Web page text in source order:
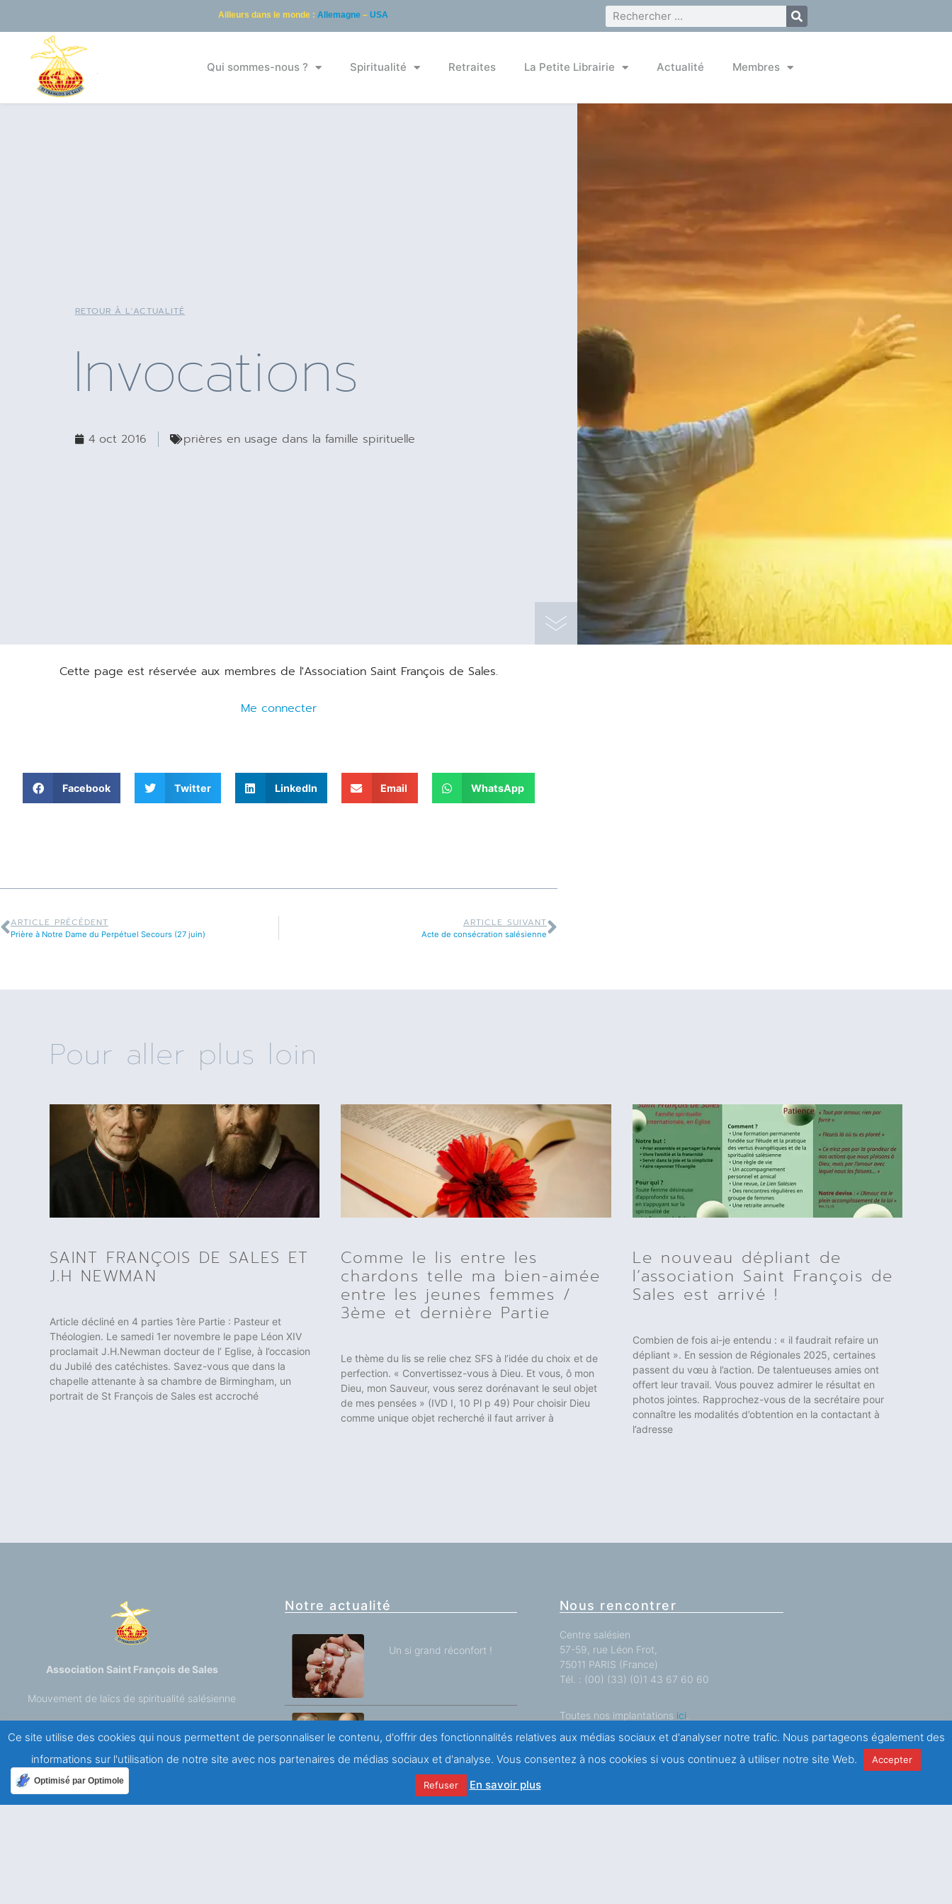
Ailleurs dans le monde : Allemagne– USA
Qui sommes-nous ? Spiritualité Retraites La Petite Librairie Actualité Membres
RETOUR À L'ACTUALITÉ
Invocations
4 oct 2016 prières en usage dans la famille spirituelle
Cette page est réservée aux membres de l'Association Saint François de Sales.
Me connecter
Facebook Twitter LinkedIn Email WhatsApp
ARTICLE PRÉCÉDENT
Prière à Notre Dame du Perpétuel Secours (27 juin)
ARTICLE SUIVANT
Acte de consécration salésienne
Pour aller plus loin
SAINT FRANÇOIS DE SALES ET
J.H NEWMAN
Article décliné en 4 parties 1ère Partie : Pasteur et
Théologien. Le samedi 1er novembre le pape Léon XIV
proclamait J.H.Newman docteur de l’ Eglise, à l’occasion
du Jubilé des catéchistes. Savez-vous que dans la
chapelle attenante à sa chambre de Birmingham, un
portrait de St François de Sales est accroché
Comme le lis entre les
chardons telle ma bien-aimée
entre les jeunes femmes /
3ème et dernière Partie
Le thème du lis se relie chez SFS à l’idée du choix et de
perfection. « Convertissez-vous à Dieu. Et vous, ô mon
Dieu, mon Sauveur, vous serez dorénavant le seul objet
de mes pensées » (IVD I, 10 Pl p 49) Pour choisir Dieu
comme unique objet recherché il faut arriver à
Le nouveau dépliant de
l’association Saint François de
Sales est arrivé !
Combien de fois ai-je entendu : « il faudrait refaire un
dépliant ». En session de Régionales 2025, certaines
passent du vœu à l’action. De talentueuses amies ont
offert leur travail. Vous pouvez admirer le résultat en
photos jointes. Rapprochez-vous de la secrétaire pour
connaître les modalités d’obtention en la contactant à
l’adresse
Association Saint François de Sales
Mouvement de laïcs de spiritualité salésienne
A propos
Qui sommes-nous ?
Mentions légales
Politique de confidentialité
Notre actualité
Un si grand réconfort !
SALES ET J.H
Des blessures à la
Nous rencontrer
Centre salésien
57-59, rue Léon Frot,
75011 PARIS (France)
Tél. : (00) (33) (0)1 43 67 60 60
Toutes nos implantations ici.
Ce site utilise des cookies qui nous permettent de personnaliser le contenu, d'offrir des fonctionnalités relatives aux médias sociaux et d'analyser notre trafic. Nous partageons également des
informations sur l'utilisation de notre site avec nos partenaires de médias sociaux et d'analyse. Vous consentez à nos cookies si vous continuez à utiliser notre site Web.
Accepter
Refuser En savoir plus
Optimisé par Optimole